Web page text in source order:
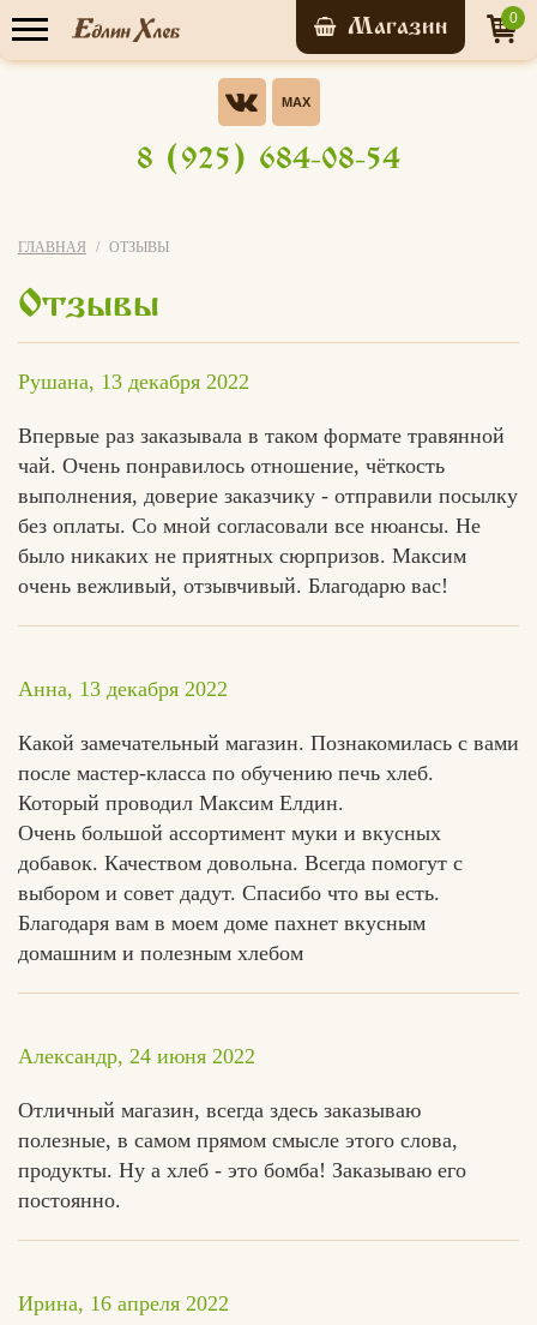
Едлин
0
Прайс-лист
7 156 человек
Записаться на
мастер-класс
Хотели бы Вы участвовать в
бонусной системе ЭВО-
я не знаю что это за бонусная
Голосовать
8 (925) 684-08-54
ГЛАВНАЯ ОТЗЫВЫ
Отзывы
Рушана, 13 декабря 2022
Впервые раз заказывала в таком формате травянной
чай. Очень понравилось отношение, чёткость
выполнения, доверие заказчику - отправили посылку
без оплаты. Со мной согласовали все нюансы. Не
было никаких не приятных сюрпризов. Максим
очень вежливый, отзывчивый. Благодарю вас!
Анна, 13 декабря 2022
Какой замечательный магазин. Познакомилась с вами
после мастер-класса по обучению печь хлеб.
Который проводил Максим Елдин.
Очень большой ассортимент муки и вкусных
добавок. Качеством довольна. Всегда помогут с
выбором и совет дадут. Спасибо что вы есть.
Благодаря вам в моем доме пахнет вкусным
домашним и полезным хлебом
Александр, 24 июня 2022
Отличный магазин, всегда здесь заказываю
полезные, в самом прямом смысле этого слова,
продукты. Ну а хлеб - это бомба! Заказываю его
постоянно.
Ирина, 16 апреля 2022